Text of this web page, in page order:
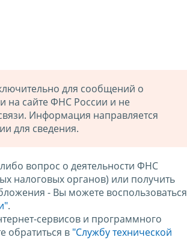
для сообщений о
на сайте ФНС России и не
Информация направляется
для сведения.
вопрос о деятельности ФНС
налоговых органов) или получить
- Вы можете воспользоваться
.
сервисов и программного
обратиться в "Службу технической